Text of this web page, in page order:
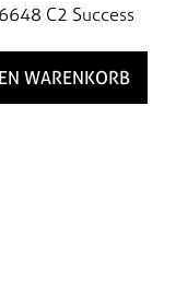
C2 Success
WARENKORB